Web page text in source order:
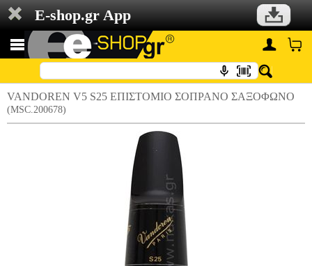
E-shop.gr App
VANDOREN V5 S25 ΕΠΙΣΤΟΜΙΟ ΣΟΠΡΑΝΟ ΣΑΞΟΦΩΝΟ
(MSC.200678)